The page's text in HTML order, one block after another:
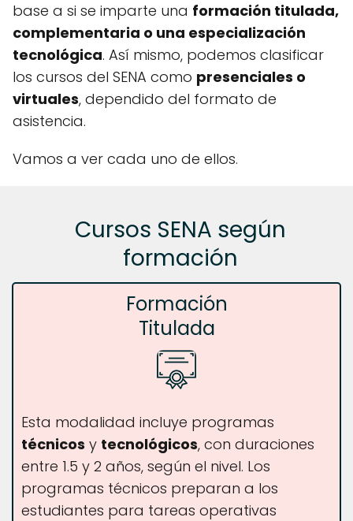
base a si se imparte una formación titulada,
complementaria o una especialización
tecnológica. Así mismo, podemos clasificar
los cursos del SENA como presenciales o
virtuales, dependido del formato de
asistencia.
Vamos a ver cada uno de ellos.
Cursos SENA según
formación
Formación
Titulada
Esta modalidad incluye programas
técnicos y tecnológicos, con duraciones
entre 1.5 y 2 años, según el nivel. Los
programas técnicos preparan a los
estudiantes para tareas operativas